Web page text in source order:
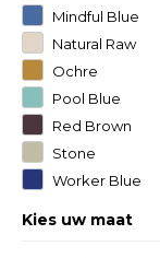
Mindful Blue
Natural Raw
Ochre
Pool Blue
Red Brown
Stone
Worker Blue
Kies uw maat